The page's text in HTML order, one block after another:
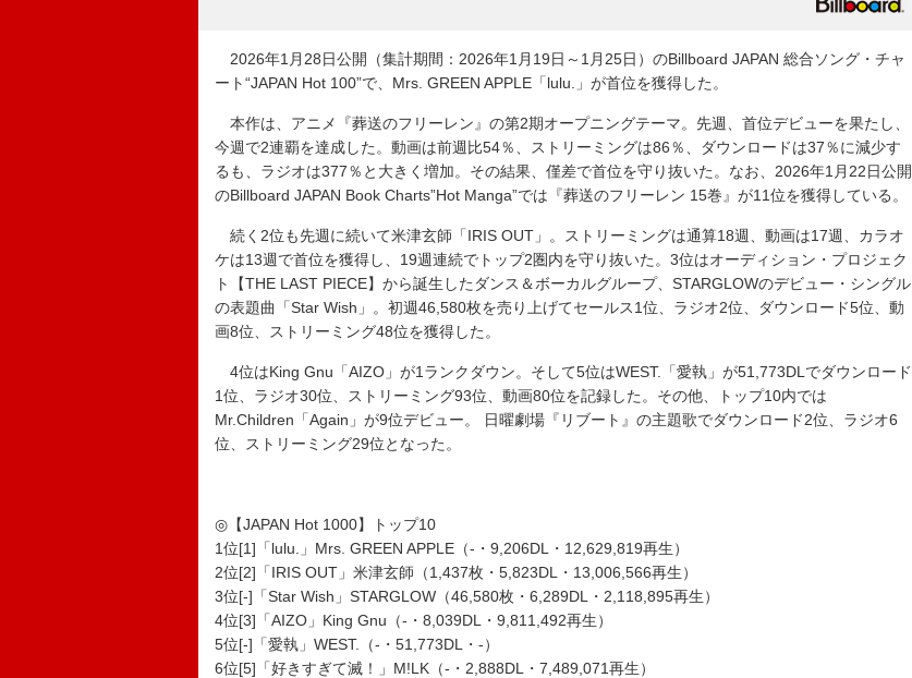
2026年1月28日公開（集計期間：2026年1月19日～1月25日）のBillboard JAPAN 総合ソング・チャ
ート“JAPAN Hot 100”で、Mrs. GREEN APPLE「lulu.」が首位を獲得した。
本作は、アニメ『葬送のフリーレン』の第2期オープニングテーマ。先週、首位デビューを果たし、
今週で2連覇を達成した。動画は前週比54％、ストリーミングは86％、ダウンロードは37％に減少す
るも、ラジオは377％と大きく増加。その結果、僅差で首位を守り抜いた。なお、2026年1月22日公開
のBillboard JAPAN Book Charts”Hot Manga”では『葬送のフリーレン 15巻』が11位を獲得している。
続く2位も先週に続いて米津玄師「IRIS OUT」。ストリーミングは通算18週、動画は17週、カラオ
ケは13週で首位を獲得し、19週連続でトップ2圏内を守り抜いた。3位はオーディション・プロジェク
ト【THE LAST PIECE】から誕生したダンス＆ボーカルグループ、STARGLOWのデビュー・シングル
の表題曲「Star Wish」。初週46,580枚を売り上げてセールス1位、ラジオ2位、ダウンロード5位、動
画8位、ストリーミング48位を獲得した。
4位はKing Gnu「AIZO」が1ランクダウン。そして5位はWEST.「愛執」が51,773DLでダウンロード
1位、ラジオ30位、ストリーミング93位、動画80位を記録した。その他、トップ10内では
Mr.Children「Again」が9位デビュー。 日曜劇場『リブート』の主題歌でダウンロード2位、ラジオ6
位、ストリーミング29位となった。
◎【JAPAN Hot 1000】トップ10
1位[1]「lulu.」Mrs. GREEN APPLE（-・9,206DL・12,629,819再生）
2位[2]「IRIS OUT」米津玄師（1,437枚・5,823DL・13,006,566再生）
3位[-]「Star Wish」STARGLOW（46,580枚・6,289DL・2,118,895再生）
4位[3]「AIZO」King Gnu（-・8,039DL・9,811,492再生）
5位[-]「愛執」WEST.（-・51,773DL・-）
6位[5]「好きすぎて滅！」M!LK（-・2,888DL・7,489,071再生）